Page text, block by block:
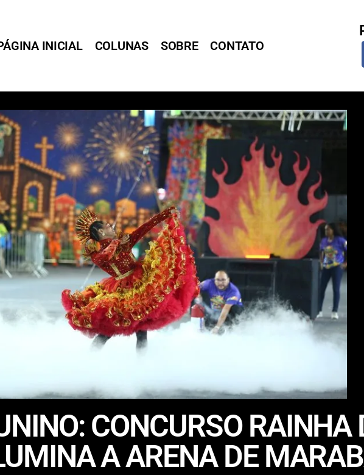
INICIAL COLUNAS SOBRE CONTATO
CONCURSO RAINHA
A ARENA DE